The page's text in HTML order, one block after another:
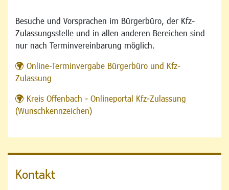
Besuche und Vorsprachen im Bürgerbüro, der Kfz-
Zulassungsstelle und in allen anderen Bereichen sind
nur nach Terminvereinbarung möglich.
Online-Terminvergabe Bürgerbüro und Kfz-
Zulassung
Kreis Offenbach - Onlineportal Kfz-Zulassung
(Wunschkennzeichen)
Kontakt